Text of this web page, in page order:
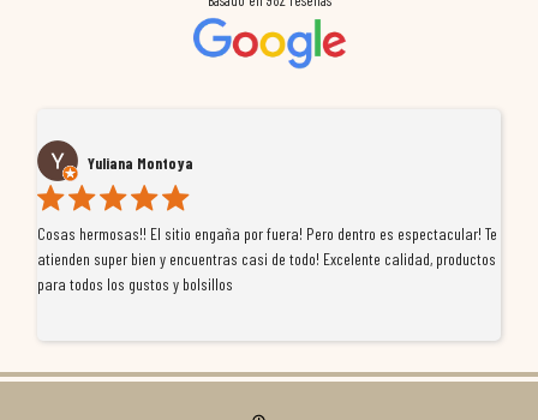
Yuliana Montoya
Cosas hermosas!! El sitio engaña por fuera! Pero dentro es espectacular! Te
atienden super bien y encuentras casi de todo! Excelente calidad, productos
para todos los gustos y bolsillos